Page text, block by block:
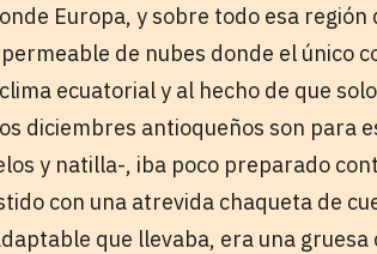
Europa, y sobre todo esa
de nubes donde el único
ecuatorial y al hecho de que
diciembres antioqueños son para
y natilla-, iba poco preparado
con una atrevida chaqueta de
que llevaba, era una